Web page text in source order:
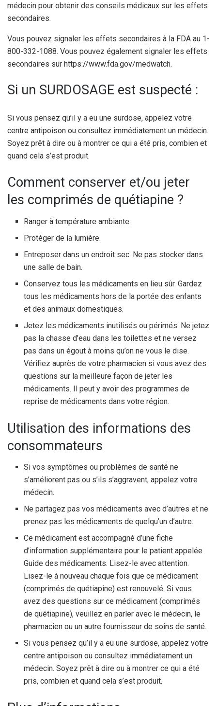
médecin pour obtenir des conseils médicaux sur les effets
secondaires.
Vous pouvez signaler les effets secondaires à la FDA au 1-
800-332-1088. Vous pouvez également signaler les effets
secondaires sur https://www.fda.gov/medwatch.
Si un SURDOSAGE est suspecté :
Si vous pensez qu’il y a eu une surdose, appelez votre
centre antipoison ou consultez immédiatement un médecin.
Soyez prêt à dire ou à montrer ce qui a été pris, combien et
quand cela s’est produit.
Comment conserver et/ou jeter
les comprimés de quétiapine ?
Ranger à température ambiante.
Protéger de la lumière.
Entreposer dans un endroit sec. Ne pas stocker dans
une salle de bain.
Conservez tous les médicaments en lieu sûr. Gardez
tous les médicaments hors de la portée des enfants
et des animaux domestiques.
Jetez les médicaments inutilisés ou périmés. Ne jetez
pas la chasse d’eau dans les toilettes et ne versez
pas dans un égout à moins qu’on ne vous le dise.
Vérifiez auprès de votre pharmacien si vous avez des
questions sur la meilleure façon de jeter les
médicaments. Il peut y avoir des programmes de
reprise de médicaments dans votre région.
Utilisation des informations des
consommateurs
Si vos symptômes ou problèmes de santé ne
s’améliorent pas ou s’ils s’aggravent, appelez votre
médecin.
Ne partagez pas vos médicaments avec d’autres et ne
prenez pas les médicaments de quelqu’un d’autre.
Ce médicament est accompagné d’une fiche
d’information supplémentaire pour le patient appelée
Guide des médicaments. Lisez-le avec attention.
Lisez-le à nouveau chaque fois que ce médicament
(comprimés de quétiapine) est renouvelé. Si vous
avez des questions sur ce médicament (comprimés
de quétiapine), veuillez en parler avec le médecin, le
pharmacien ou un autre fournisseur de soins de santé.
Si vous pensez qu’il y a eu une surdose, appelez votre
centre antipoison ou consultez immédiatement un
médecin. Soyez prêt à dire ou à montrer ce qui a été
pris, combien et quand cela s’est produit.